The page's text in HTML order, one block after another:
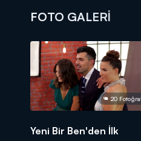
FOTO GALERİ
20
Yeni Bir Ben'den İlk